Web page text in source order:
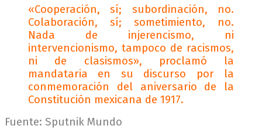
«Cooperación, sí; subordinación, no.
Colaboración, sí; sometimiento, no.
Nada de injerencismo, ni
intervencionismo, tampoco de racismos,
ni de clasismos», proclamó la
mandataria en su discurso por la
conmemoración del aniversario de la
Constitución mexicana de 1917.
Fuente: Sputnik Mundo